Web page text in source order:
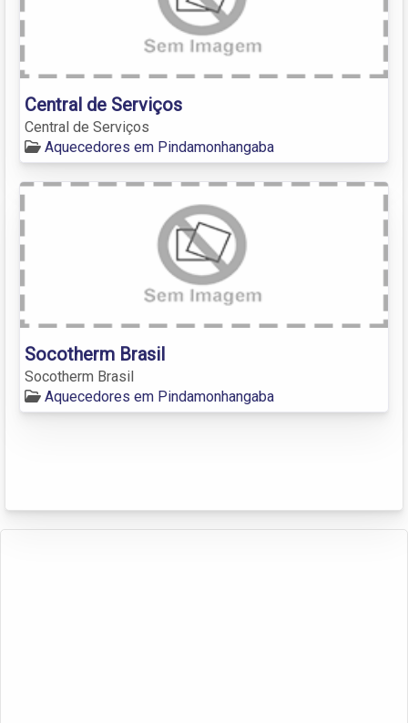
Central de Serviços
Central de Serviços
Aquecedores em Pindamonhangaba
Socotherm Brasil
Socotherm Brasil
Aquecedores em Pindamonhangaba